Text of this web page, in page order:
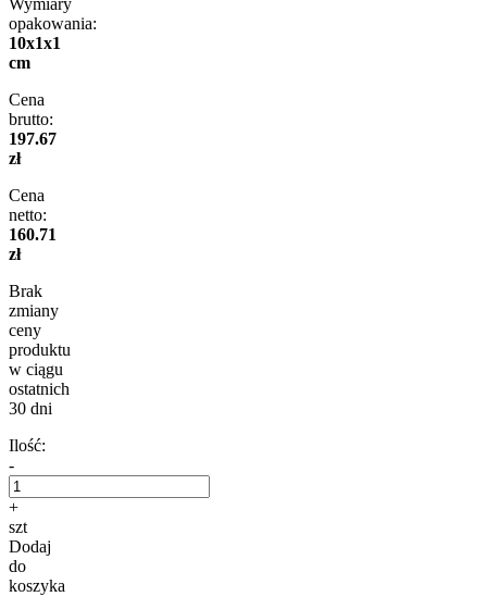
opakowania:
10x1x1
cm
Cena
brutto:
197.67
zł
Cena
netto:
160.71
zł
Brak
zmiany
ceny
produktu
w ciągu
ostatnich
30 dni
Ilość:
-
+
szt
Dodaj
do
koszyka